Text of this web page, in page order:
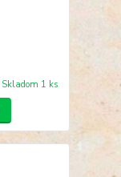
Skladom 1 ks